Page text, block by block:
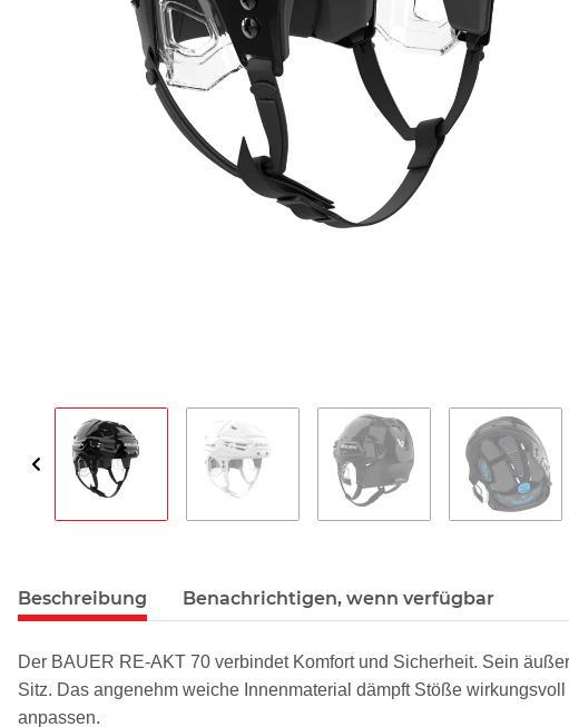
Beschreibung Benachrichtigen, wenn verfügbar
Der BAUER RE-AKT 70 verbindet Komfort und Sicherheit. Sein
Sitz. Das angenehm weiche Innenmaterial dämpft Stöße
anpassen.